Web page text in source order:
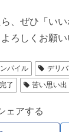
、ぜひ「い
ろしくお願い
パイル
デリ
了 苦い思い出
ェアする